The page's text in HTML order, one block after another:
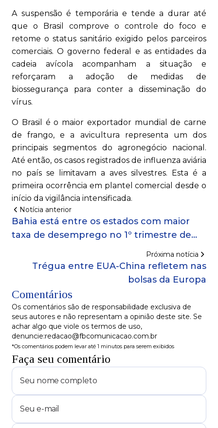
A suspensão é temporária e tende a durar até
que o Brasil comprove o controle do foco e
retome o status sanitário exigido pelos parceiros
comerciais. O governo federal e as entidades da
cadeia avícola acompanham a situação e
reforçaram a adoção de medidas de
biossegurança para conter a disseminação do
vírus.
O Brasil é o maior exportador mundial de carne
de frango, e a avicultura representa um dos
principais segmentos do agronegócio nacional.
Até então, os casos registrados de influenza aviária
no país se limitavam a aves silvestres. Esta é a
primeira ocorrência em plantel comercial desde o
início da vigilância intensificada.
Notícia anterior
Bahia está entre os estados com maior
taxa de desemprego no 1º trimestre de
Próxima notícia
Trégua entre EUA-China refletem nas
bolsas da Europa
Comentários
Os comentários são de responsabilidade exclusiva de
seus autores e não representam a opinião deste site. Se
achar algo que viole os termos de uso,
denuncie:redacao@fbcomunicacao.com.br
*Os comentários podem levar até 1 minutos para serem exibidos
Faça seu comentário